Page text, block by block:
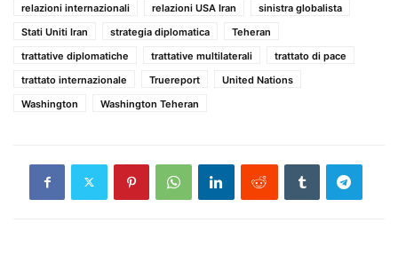
relazioni internazionali
relazioni USA Iran
sinistra globalista
Stati Uniti Iran
strategia diplomatica
Teheran
trattative diplomatiche
trattative multilaterali
trattato di pace
trattato internazionale
Truereport
United Nations
Washington
Washington Teheran